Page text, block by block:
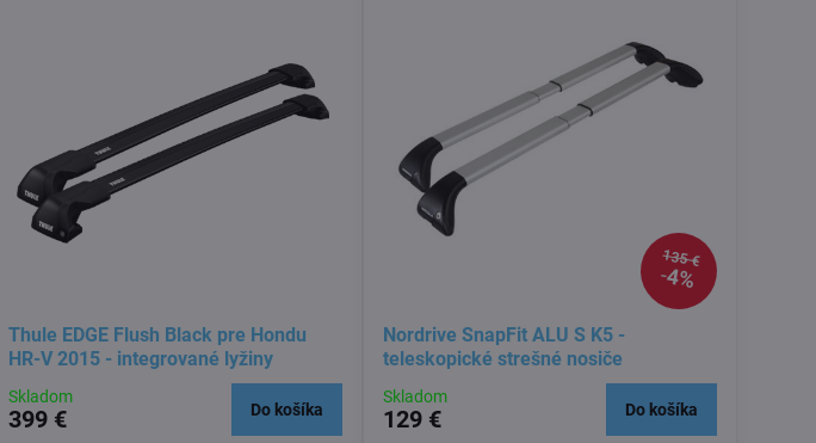
Thule EDGE Flush Black pre Hondu
HR-V 2015 - integrované lyžiny
Skladom
399 € Do košíka
135 €
4%
Nordrive SnapFit ALU S K5 -
teleskopické strešné nosiče
Skladom
129 € Do košíka